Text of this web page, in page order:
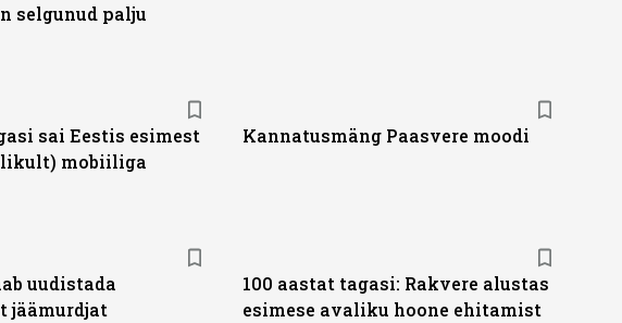
selgunud palju
sai Eestis esimest
mobiiliga
Kannatusmäng Paasvere moodi
uudistada
jäämurdjat
100 aastat tagasi: Rakvere alustas
esimese avaliku hoone ehitamist